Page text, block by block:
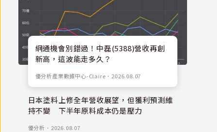
網通機會別錯過！中磊(5388)營收再創
新高，這波能走多久？
優分析產業數據中心-Claire ． 2026.08.07
日本塗料上修全年營收展望，但獲利預測維
持不變 下半年原料成本仍是壓力
優分析 ． 2026.08.07